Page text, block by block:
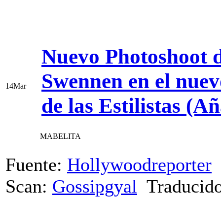
14Mar
Nuevo Photoshoot
Swennen en el
de las Estilistas
MABELITA
Fuente: Hollywoodreporter
Scan: Gossipgyal